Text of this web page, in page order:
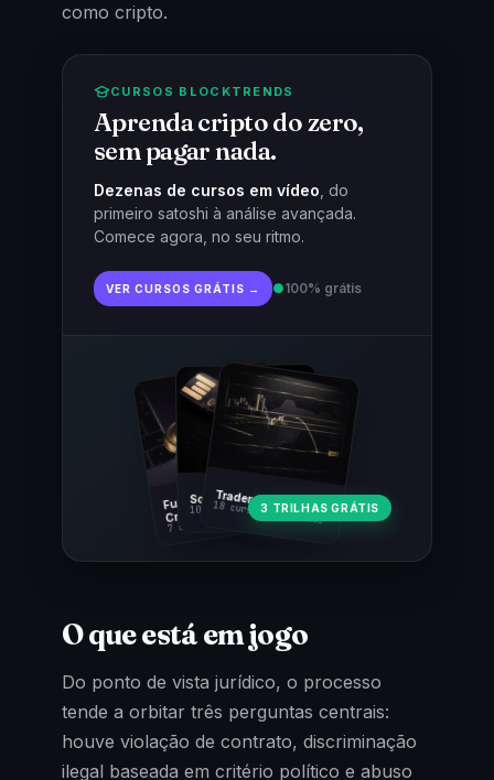
como cripto.
CURSOS BLOCKTRENDS
Aprenda cripto do zero,
sem pagar nada.
Dezenas de cursos em vídeo , do
primeiro satoshi à análise avançada.
Comece agora, no seu ritmo.
VER CURSOS GRÁTIS → ●100% grátis
Fundamentos
Cripto
7 cursos · 31 aulas
Trader Cripto
18 cursos · 80 aulas
Soberania Bitcoin
10 cursos · 44 aulas3 TRILHAS GRÁTIS
O que está em jogo
Do ponto de vista jurídico, o processo
tende a orbitar três perguntas centrais:
houve violação de contrato, discriminação
ilegal baseada em critério político e abuso